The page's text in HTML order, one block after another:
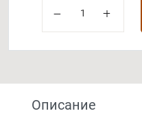
Описание